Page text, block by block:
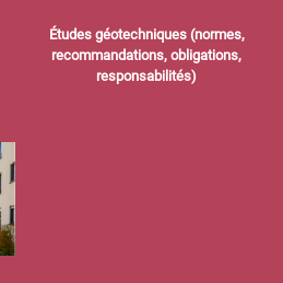
Études géotechniques (normes,
recommandations, obligations,
responsabilités)